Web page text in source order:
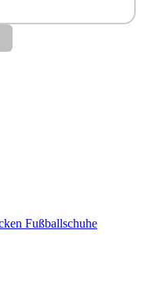
Fußballschuhe